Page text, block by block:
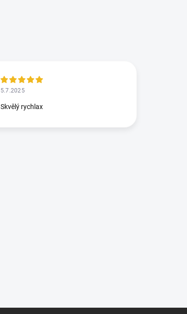
5.7.2025
Skvělý rychlax